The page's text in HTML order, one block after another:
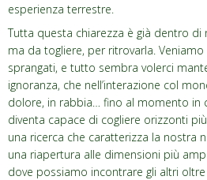
esperienza terrestre.
Tutta questa chiarezza è già dentro di
ma da togliere, per ritrovarla.
sprangati, e tutto sembra volerci
ignoranza, che nell’interazione col
dolore, in rabbia… fino al momento in
diventa capace di cogliere orizzonti
una ricerca che caratterizza la nostra
una riapertura alle dimensioni più
dove possiamo incontrare gli altri